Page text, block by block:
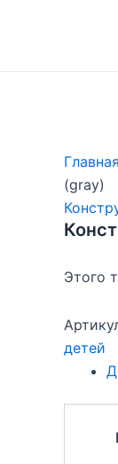
Главная
(gray)
Этого
детей